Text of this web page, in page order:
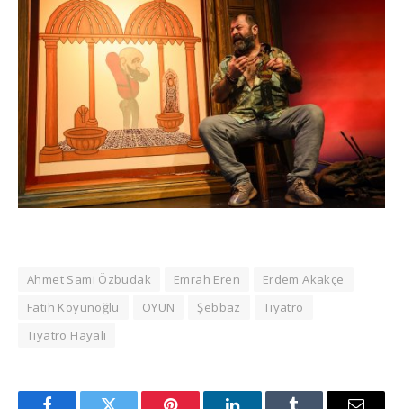
Ahmet Sami Özbudak Emrah Eren
Erdem Akakçe
Fatih Koyunoğlu
OYUN Şebbaz
Tiyatro
Tiyatro Hayali